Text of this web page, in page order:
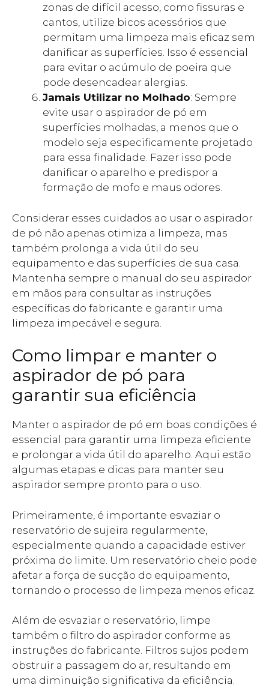
zonas de difícil acesso, como fissuras e
cantos, utilize bicos acessórios que
permitam uma limpeza mais eficaz sem
danificar as superfícies. Isso é essencial
para evitar o acúmulo de poeira que
pode desencadear alergias.
Jamais Utilizar no Molhado: Sempre
evite usar o aspirador de pó em
superfícies molhadas, a menos que o
modelo seja especificamente projetado
para essa finalidade. Fazer isso pode
danificar o aparelho e predispor a
formação de mofo e maus odores.
Considerar esses cuidados ao usar o aspirador
de pó não apenas otimiza a limpeza, mas
também prolonga a vida útil do seu
equipamento e das superfícies de sua casa.
Mantenha sempre o manual do seu aspirador
em mãos para consultar as instruções
específicas do fabricante e garantir uma
limpeza impecável e segura.
Como limpar e manter o
aspirador de pó para
garantir sua eficiência
Manter o aspirador de pó em boas condições é
essencial para garantir uma limpeza eficiente
e prolongar a vida útil do aparelho. Aqui estão
algumas etapas e dicas para manter seu
aspirador sempre pronto para o uso.
Primeiramente, é importante esvaziar o
reservatório de sujeira regularmente,
especialmente quando a capacidade estiver
próxima do limite. Um reservatório cheio pode
afetar a força de sucção do equipamento,
tornando o processo de limpeza menos eficaz.
Além de esvaziar o reservatório, limpe
também o filtro do aspirador conforme as
instruções do fabricante. Filtros sujos podem
obstruir a passagem do ar, resultando em
uma diminuição significativa da eficiência.